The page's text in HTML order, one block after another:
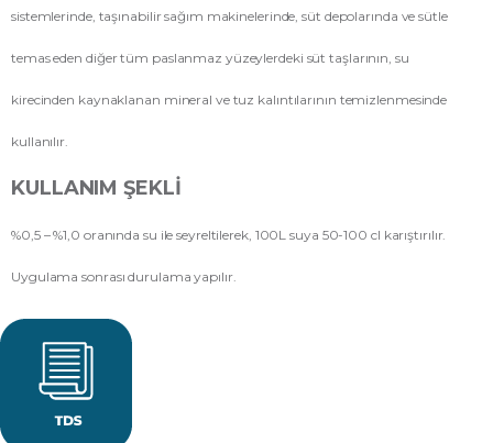
sistemlerinde, taşınabilir sağım makinelerinde, süt depolarında ve sütle
temas eden diğer tüm paslanmaz yüzeylerdeki süt taşlarının, su
kirecinden kaynaklanan mineral ve tuz kalıntılarının temizlenmesinde
kullanılır.
KULLANIM ŞEKLI
%0,5 – %1,0 oranında su ile seyreltilerek, 100L suya 50-100 cl karıştırılır.
Uygulama sonrası durulama yapılır.